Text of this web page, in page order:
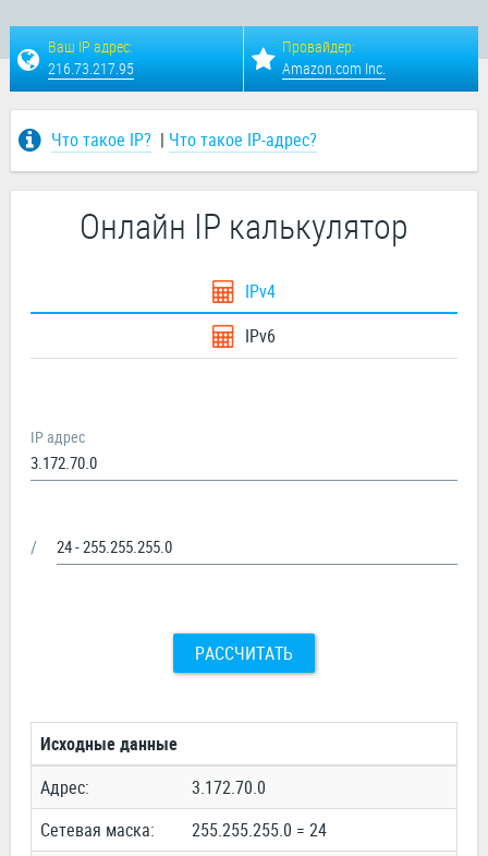
Ваш IP адрес:
216.73.217.95
Провайдер:
Amazon.com Inc.
Что такое IP? | Что такое IP-адрес?
Онлайн IP калькулятор
IPv4
IPv6
IP адрес
/
РАССЧИТАТЬ
Исходные данные
Адрес:
3.172.70.0
Сетевая маска:
255.255.255.0 = 24